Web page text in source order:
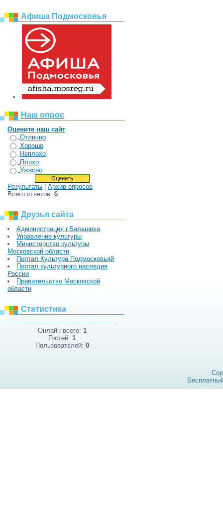
Афиша Подмосковья
Наш опрос
Оцените наш сайт
Отлично
Хорошо
Неплохо
Плохо
Ужасно
Результаты | Архив опросов
Всего ответов: 6
Друзья сайта
Администрация г.Балашиха
Управление культуры
Министерство культуры
Московской области
Портал Культура Подмосковьяй
Портал культурного наследия
России
Правительство Московской
области
Статистика
Онлайн всего: 1
Гостей: 1
Пользователей: 0